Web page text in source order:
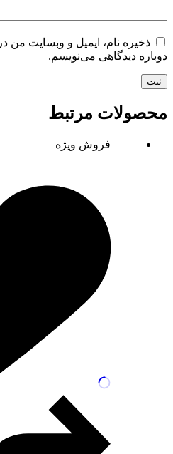
ذخیره نام، ایمیل و وبسایت من
دوباره دیدگاهی می‌نویسم.
ثبت
محصولات مرتبط
فروش ویژه